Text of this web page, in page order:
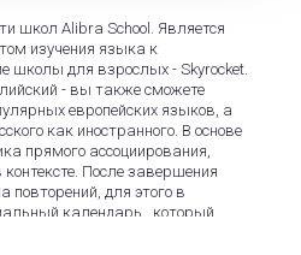
школ Alibra School. Является
изучения языка к
школы для взрослых - Skyrocket.
- вы также сможете
европейских языков, а
как иностранного. В основе
прямого ассоциирования,
После завершения
повторений, для этого в
календарь, который